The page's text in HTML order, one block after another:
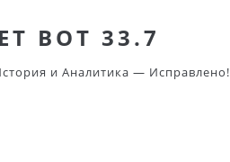
BOT 33.7
и Аналитика — Исправлено!